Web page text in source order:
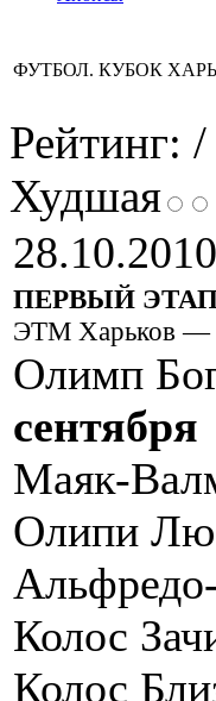
ФУТБОЛ. КУБОК
Рейтинг: /
Худшая
28.10.2010
ПЕРВЫЙ
ЭТМ Харьков —
Олимп
сентября
Маяк-
Олипи
Колос
Колос